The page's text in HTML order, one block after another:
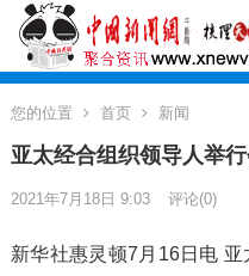
您的位置 首页 新闻
亚太经合组织领导人举
2021年7月18日 9:03 评论(0)
新华社惠灵顿7月16日电